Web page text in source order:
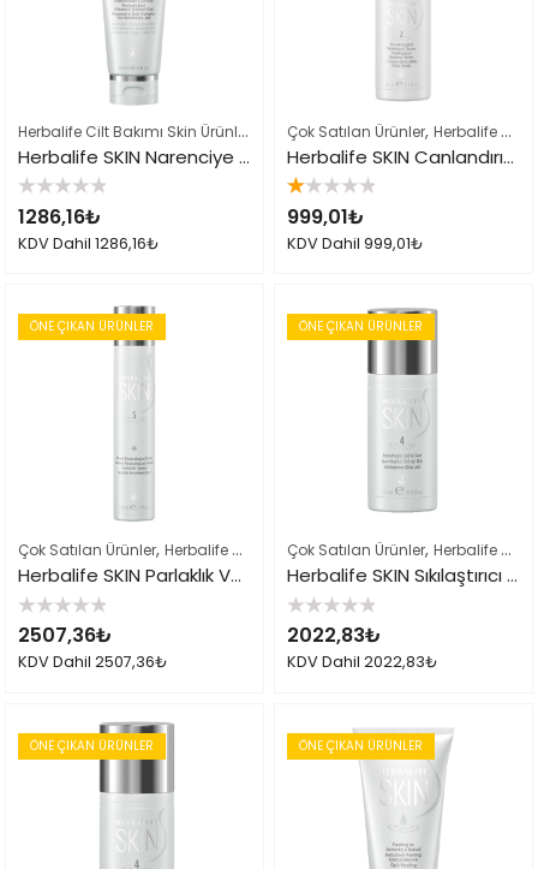
Herbalife Cilt Bakımı Skin Ürünleri Herbalife Ürün Listesi Tamamı
Herbalife SKIN Narenciye Özlü Parlatıcı Yüz Temizleme Jeli
5
üzerinden
0
oy
1286,16₺
KDV Dahil 1286,16₺
Çok Satılan Ürünler, Herbalife Cilt Bakımı Skin Ürünleri
Herbalife SKIN Canlandırıcı Bitki Özlü Tonik
5
üzerinden
1.00
oy
999,01₺
KDV Dahil 999,01₺
ÖNE ÇIKAN ÜRÜNLER
Çok Satılan Ürünler, Herbalife Cilt Bakımı Skin Ürünleri ,Herbalife Ürün
Herbalife SKIN Parlaklık Veren Günlük Nemlendirici
5
üzerinden
0
oy
2507,36₺
KDV Dahil 2507,36₺
ÖNE ÇIKAN ÜRÜNLER
Çok Satılan Ürünler, Herbalife Cilt Bakımı Skin Ürünleri
Herbalife SKIN Sıkılaştırıcı Göz Jeli
5
üzerinden
0
oy
2022,83₺
KDV Dahil 2022,83₺
ÖNE ÇIKAN ÜRÜNLER ÖNE ÇIKAN ÜRÜNLER